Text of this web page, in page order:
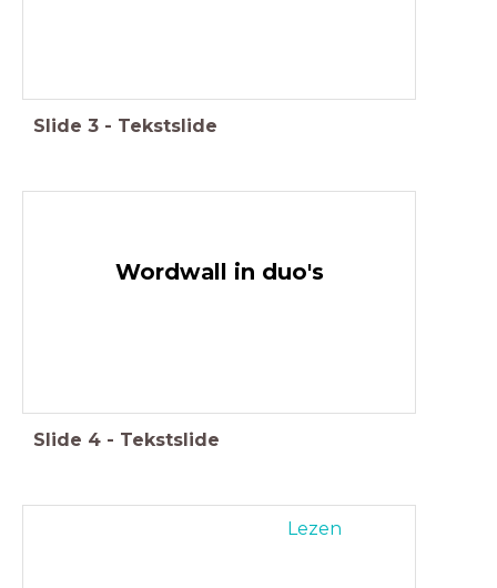
Slide 3 - Tekstslide
Wordwall in duo's
Slide 4 - Tekstslide
Lezen